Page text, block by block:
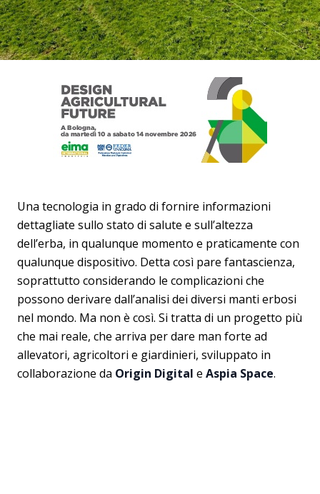
Una tecnologia in grado di fornire informazioni
dettagliate sullo stato di salute e sull’altezza
dell’erba, in qualunque momento e praticamente con
qualunque dispositivo. Detta così pare fantascienza,
soprattutto considerando le complicazioni che
possono derivare dall’analisi dei diversi manti erbosi
nel mondo. Ma non è così. Si tratta di un progetto più
che mai reale, che arriva per dare man forte ad
allevatori, agricoltori e giardinieri, sviluppato in
collaborazione da Origin Digital e Aspia Space.